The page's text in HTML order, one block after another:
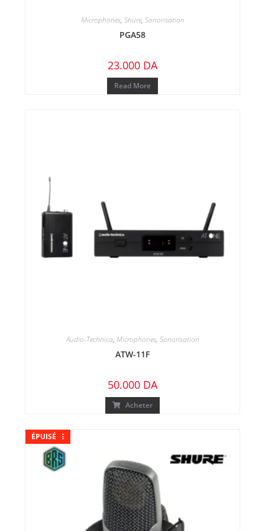
Microphones, Shure, Sonorisation
PGA58
23.000 DA
Read More
Audio-Technica, Microphones, Sonorisation
ATW-11F
50.000 DA
Acheter
RUPTURE
RUPTURE
RUPTURE
RUPTURE
RUPTURE
ÉPUISÉ